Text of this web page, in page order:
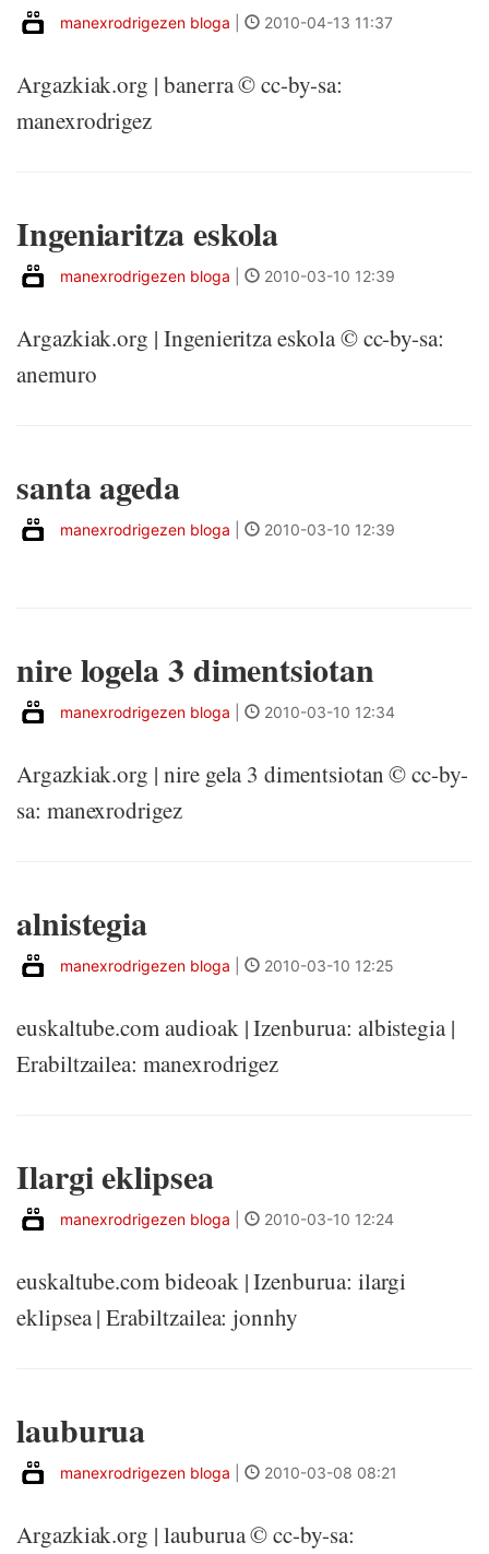
manexrodrigezen bloga 2010-04-13 11:37
Argazkiak.org | banerra © cc-by-sa:
manexrodrigez
Ingeniaritza eskola
manexrodrigezen bloga 2010-03-10 12:39
Argazkiak.org | Ingenieritza eskola © cc-by-sa:
anemuro
santa ageda
manexrodrigezen bloga 2010-03-10 12:39
nire logela 3 dimentsiotan
manexrodrigezen bloga 2010-03-10 12:34
Argazkiak.org | nire gela 3 dimentsiotan © cc-by-
sa: manexrodrigez
alnistegia
manexrodrigezen bloga 2010-03-10 12:25
euskaltube.com audioak | Izenburua: albistegia |
Erabiltzailea: manexrodrigez
Ilargi eklipsea
manexrodrigezen bloga 2010-03-10 12:24
euskaltube.com bideoak | Izenburua: ilargi
eklipsea | Erabiltzailea: jonnhy
lauburua
manexrodrigezen bloga 2010-03-08 08:21
Argazkiak.org | lauburua © cc-by-sa: